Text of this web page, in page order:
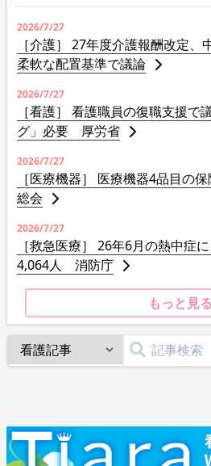
2026/7/27
［介護］ 27年度介護報酬改定
柔軟な配置基準で議論
2026/7/27
［看護］ 看護職員の復職支援で
グ」必要 厚労省
2026/7/27
［医療機器］ 医療機器4品目の
総会
2026/7/27
［救急医療］ 26年6月の熱中症
4,064人 消防庁
もっと見る